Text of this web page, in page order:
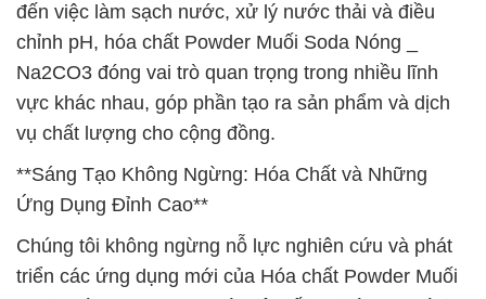
đến việc làm sạch nước, xử lý nước thải và điều
chỉnh pH, hóa chất Powder Muối Soda Nóng _
Na2CO3 đóng vai trò quan trọng trong nhiều lĩnh
vực khác nhau, góp phần tạo ra sản phẩm và dịch
vụ chất lượng cho cộng đồng.
**Sáng Tạo Không Ngừng: Hóa Chất và Những
Ứng Dụng Đỉnh Cao**
Chúng tôi không ngừng nỗ lực nghiên cứu và phát
triển các ứng dụng mới của Hóa chất Powder Muối